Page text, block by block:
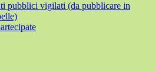
pubblici vigilati (da pubblicare in